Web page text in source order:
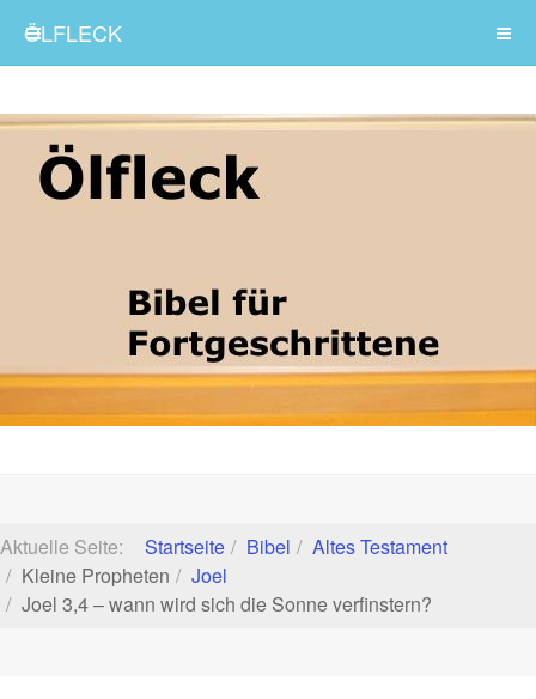
ÖLFLECK
Aktuelle Seite: Startseite Bibel
Altes Testament
Kleine Propheten
Joel
Joel 3,4 – wann wird sich die Sonne verfinstern?